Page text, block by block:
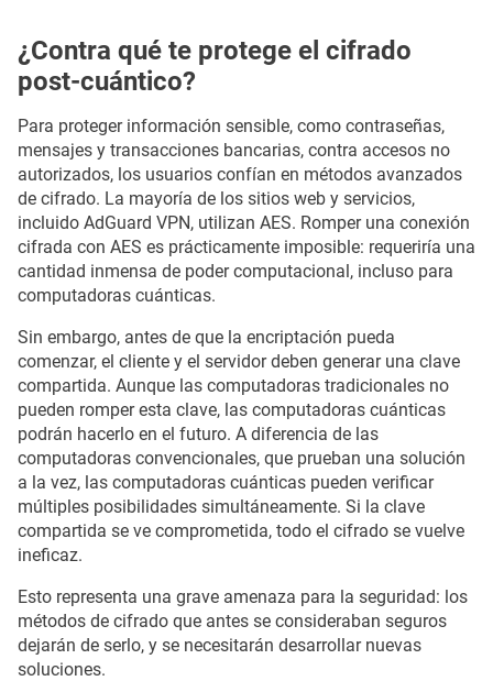
¿Contra qué te protege el cifrado
post-cuántico?
Para proteger información sensible, como contraseñas,
mensajes y transacciones bancarias, contra accesos no
autorizados, los usuarios confían en métodos avanzados
de cifrado. La mayoría de los sitios web y servicios,
incluido AdGuard VPN, utilizan AES. Romper una conexión
cifrada con AES es prácticamente imposible: requeriría una
cantidad inmensa de poder computacional, incluso para
computadoras cuánticas.
Sin embargo, antes de que la encriptación pueda
comenzar, el cliente y el servidor deben generar una clave
compartida. Aunque las computadoras tradicionales no
pueden romper esta clave, las computadoras cuánticas
podrán hacerlo en el futuro. A diferencia de las
computadoras convencionales, que prueban una solución
a la vez, las computadoras cuánticas pueden verificar
múltiples posibilidades simultáneamente. Si la clave
compartida se ve comprometida, todo el cifrado se vuelve
ineficaz.
Esto representa una grave amenaza para la seguridad: los
métodos de cifrado que antes se consideraban seguros
dejarán de serlo, y se necesitarán desarrollar nuevas
soluciones.